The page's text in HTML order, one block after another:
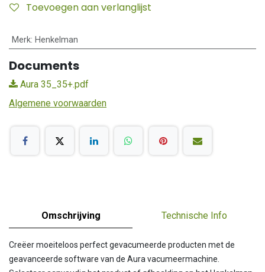
Toevoegen aan verlanglijst
Merk: Henkelman
Documents
Aura 35_35+.pdf
Algemene voorwaarden
Omschrijving Technische Info
Creëer moeiteloos perfect gevacumeerde producten met de
geavanceerde software van de Aura vacumeermachine.